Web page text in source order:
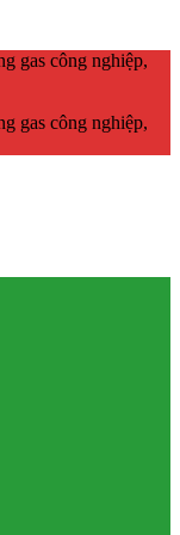
gas công nghiệp,
gas công nghiệp,